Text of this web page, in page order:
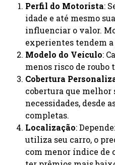
Perfil do Motorista:
idade e até mesmo
influenciar o valor.
experientes tendem a
Modelo do Veículo:
menos risco de roubo
Cobertura
cobertura que melhor
necessidades, desde
completas.
Localização:
utiliza seu carro, o
com menor índice de